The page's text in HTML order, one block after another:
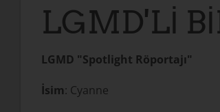
LGMD'Lİ
LGMD "Spotlight Röportajı"
İsim: Cyanne